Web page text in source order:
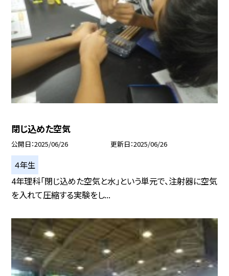
閉じ込めた空気
公開日 2025/06/26 更新日 2025/06/26
４年生
4年理科「閉じ込めた空気と水」という単元で、注射器に空気
を入れて圧縮する実験をし...